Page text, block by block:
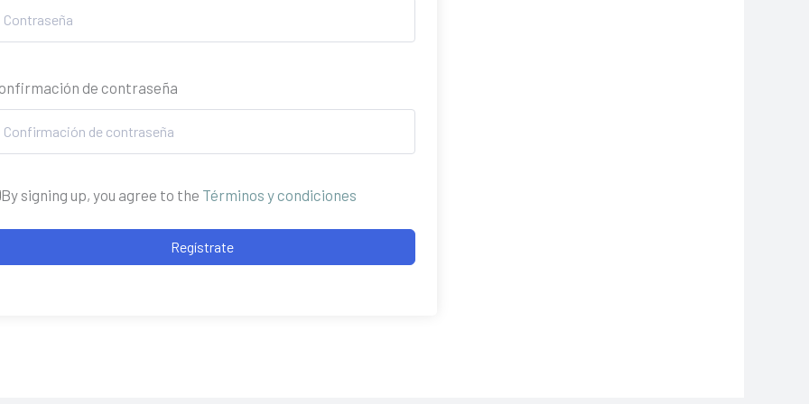
de contraseña
By signing up, you agree to the Términos y condiciones
Regístrate